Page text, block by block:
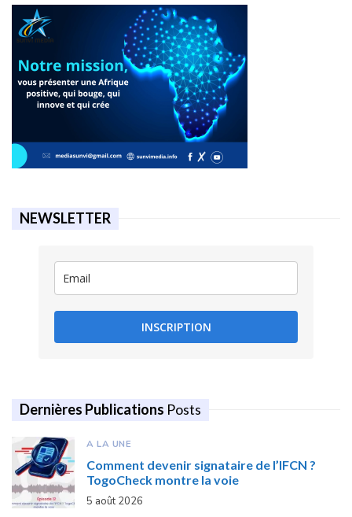
NEWSLETTER
INSCRIPTION
Dernières Publications Posts
A LA UNE
Comment devenir signataire de l’IFCN ?
TogoCheck montre la voie
5 août 2026